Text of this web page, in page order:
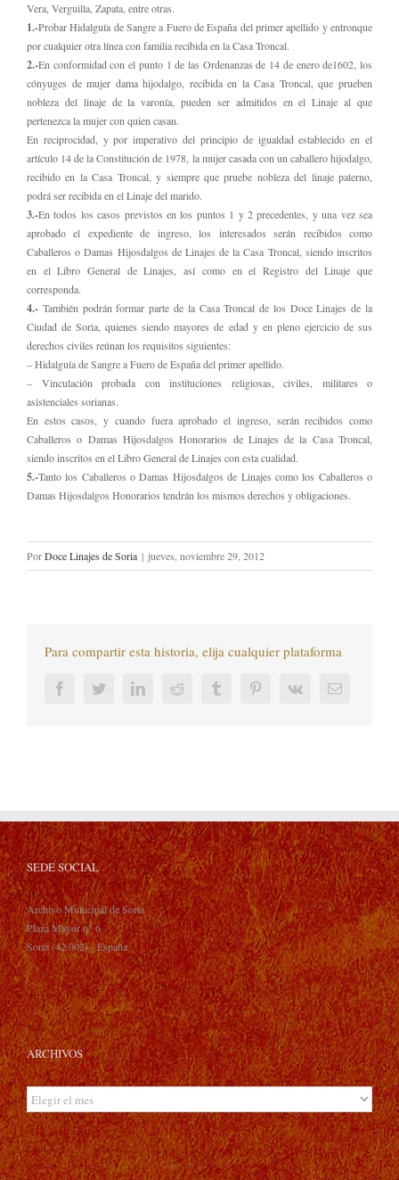
Vera, Verguilla, Zapata, entre otras.
1.-Probar Hidalguía de Sangre a Fuero de España del primer apellido y entronque
por cualquier otra línea con familia recibida en la Casa Troncal.
2.-En conformidad con el punto 1 de las Ordenanzas de 14 de enero de1602, los
cónyuges de mujer dama hijodalgo, recibida en la Casa Troncal, que prueben
nobleza del linaje de la varonía, pueden ser admitidos en el Linaje al que
pertenezca la mujer con quien casan.
En reciprocidad, y por imperativo del principio de igualdad establecido en el
artículo 14 de la Constitución de 1978, la mujer casada con un caballero hijodalgo,
recibido en la Casa Troncal, y siempre que pruebe nobleza del linaje paterno,
podrá ser recibida en el Linaje del marido.
3.-En todos los casos previstos en los puntos 1 y 2 precedentes, y una vez sea
aprobado el expediente de ingreso, los interesados serán recibidos como
Caballeros o Damas Hijosdalgos de Linajes de la Casa Troncal, siendo inscritos
en el Libro General de Linajes, así como en el Registro del Linaje que
corresponda.
4.- También podrán formar parte de la Casa Troncal de los Doce Linajes de la
Ciudad de Soria, quienes siendo mayores de edad y en pleno ejercicio de sus
derechos civiles reúnan los requisitos siguientes:
– Hidalguía de Sangre a Fuero de España del primer apellido.
– Vinculación probada con instituciones religiosas, civiles, militares o
asistenciales sorianas.
En estos casos, y cuando fuera aprobado el ingreso, serán recibidos como
Caballeros o Damas Hijosdalgos Honorarios de Linajes de la Casa Troncal,
siendo inscritos en el Libro General de Linajes con esta cualidad.
5.-Tanto los Caballeros o Damas Hijosdalgos de Linajes como los Caballeros o
Damas Hijosdalgos Honorarios tendrán los mismos derechos y obligaciones.
PorDoce Linajes de Soria | jueves, noviembre 29, 2012
Para compartir esta historia, elija cualquier plataforma
FacebookTwitterLinkedInReddit Tumblr PinterestVk
Correo
SEDE SOCIAL
Archivo Municipal de Soria
Plaza Mayor n° 6
Soria (42.002) - España
ARCHIVOS
Archivos